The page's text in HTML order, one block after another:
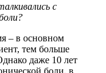
с
– в основном
тем больше
даже 10 лет
боли, в